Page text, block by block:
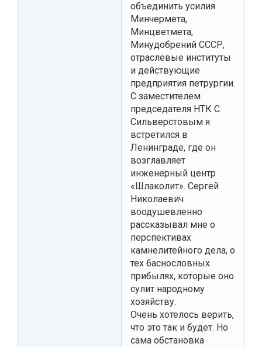
объединить усилия
Минчермета,
Минцветмета,
Минудобрений СССР,
отраслевые институты
и действующие
предприятия петрургии.
С заместителем
председателя НТК С.
Сильверстовым я
встретился в
Ленинграде, где он
возглавляет
инженерный центр
«Шлаколит». Сергей
Николаевич
воодушевленно
рассказывал мне о
перспективах
камнелитейного дела, о
тех баснословных
прибылях, которые оно
сулит народному
хозяйству.
Очень хотелось верить,
что это так и будет. Но
сама обстановка